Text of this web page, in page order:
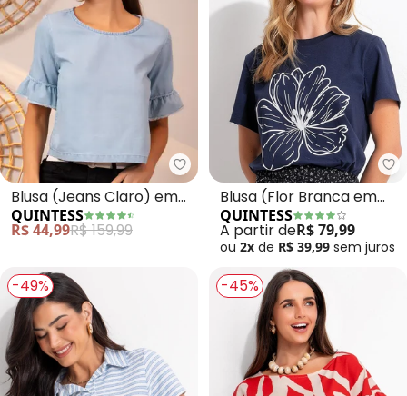
Quintess - Blusa (Jeans Claro)
Blusa (Jeans Claro) em
Jeans Leve
QUINTESS
R$ 44,99R$ 159,99
Blusa (Flor Branca em
Relevo) em Malha de
Algodão
QUINTESS
A partir deR$ 79,99
ou 2x de R$ 39,99 sem juros
-49% -45%